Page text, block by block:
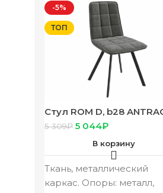
-5%
ТОП
Стул ROM D, b28
LUX/ЧЕРНЫЙ
5 309₽ 5 044₽
В корзину
Ткань, металлический
каркас. Опоры: металл,